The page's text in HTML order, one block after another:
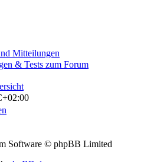
Mitteilungen
& Tests zum Forum
Software © phpBB Limited